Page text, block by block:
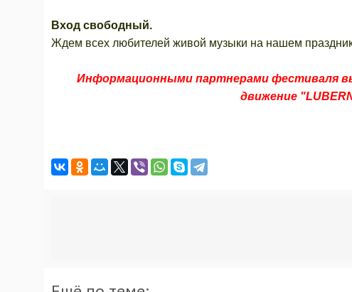
Вход свободный.
Ждем всех любителей живой музыки на нашем
Информационными партнерами фестиваля
движение